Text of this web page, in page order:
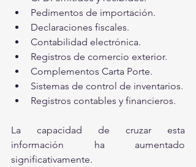
Pedimentos de importación.
Declaraciones fiscales.
Contabilidad electrónica.
Registros de comercio exterior.
Complementos Carta Porte.
Sistemas de control de inventarios.
Registros contables y financieros.
La capacidad de cruzar esta
información ha aumentado
significativamente.